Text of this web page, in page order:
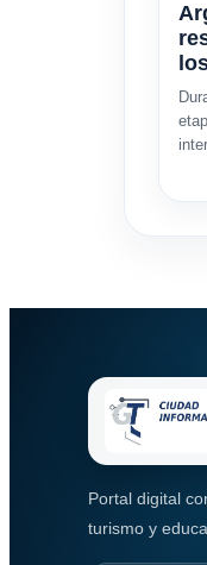
Portal digital
turismo y